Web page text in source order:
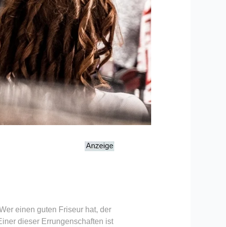
einen guten Friseur hat, der
dieser Errungenschaften ist